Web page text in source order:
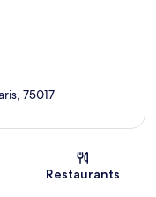
75017
Restaurants